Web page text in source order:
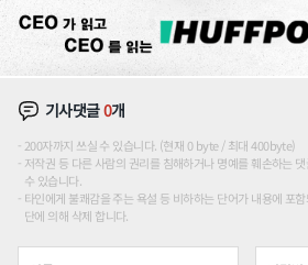
기사댓글0개
200자까지 쓰실 수 있습니다. (현재 0 byte / 최대 400byte)
저작권 등 다른 사람의 권리를 침해하거나 명예를 훼손하는
수 있습니다.
타인에게 불쾌감을 주는 욕설 등 비하하는 단어가 내용에 포
단에 의해 삭제 합니다.